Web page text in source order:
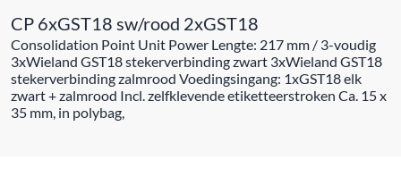
CP 6xGST18 sw/rood 2xGST18
Consolidation Point Unit Power Lengte: 217 mm / 3-voudig
3xWieland GST18 stekerverbinding zwart 3xWieland GST18
stekerverbinding zalmrood Voedingsingang: 1xGST18 elk
zwart + zalmrood Incl. zelfklevende etiketteerstroken Ca. 15 x
35 mm, in polybag,